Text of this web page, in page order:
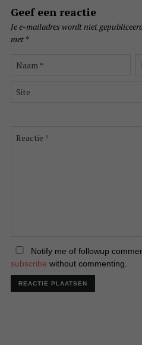
Geef een reactie
Je e-mailadres wordt niet
met *
Notify me of followup
subscribe without commenting.